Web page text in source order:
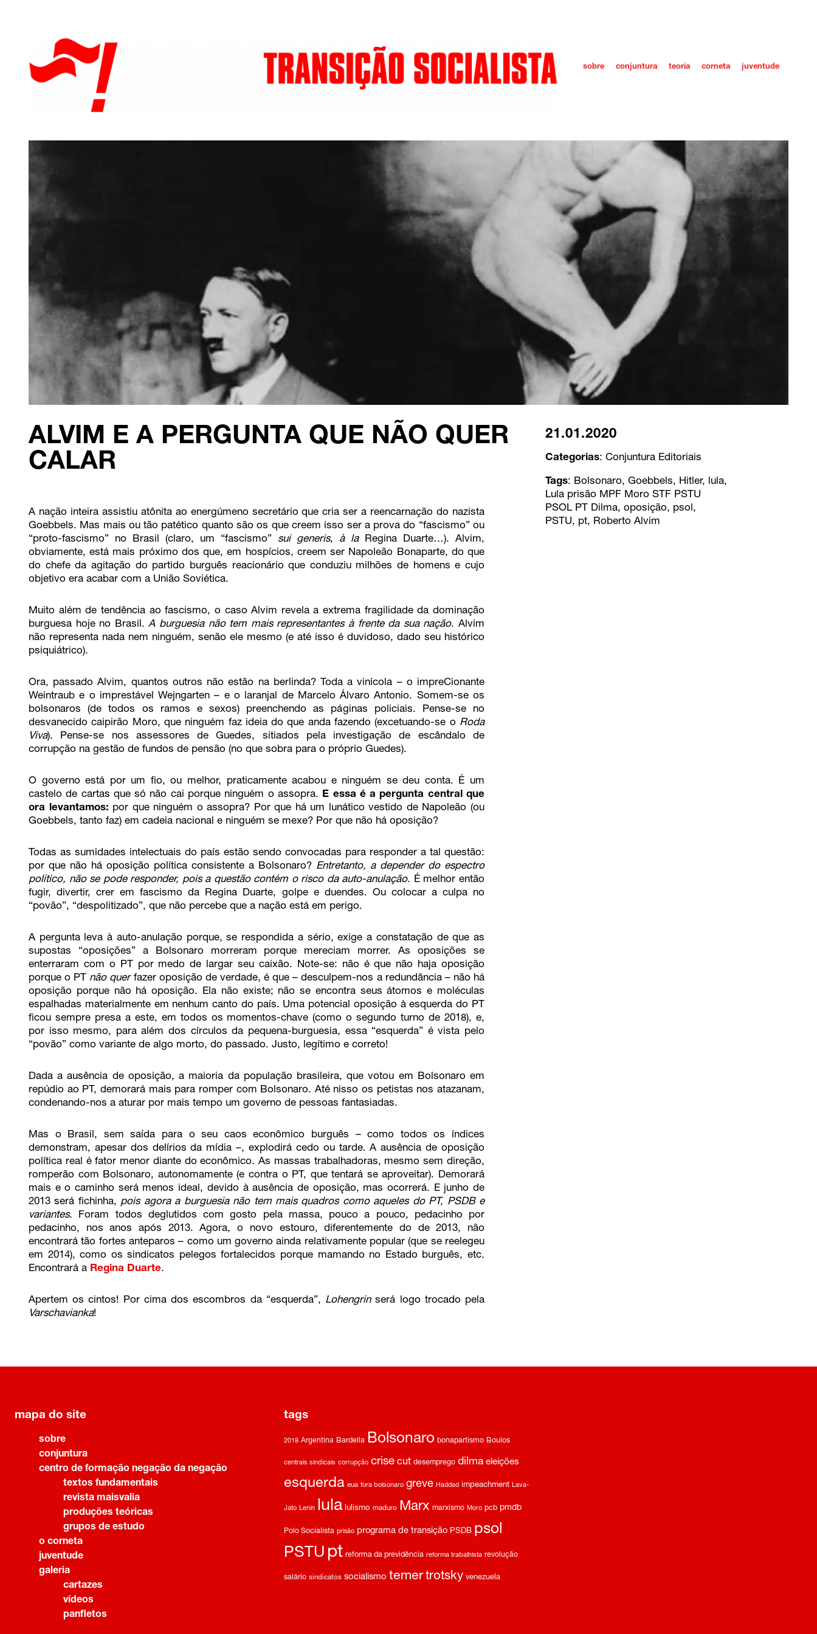
sobre conjuntura teoria corneta juventude
ALVIM E A PERGUNTA QUE NÃO QUER
CALAR
21.01.2020
Categorias: Conjuntura Editoriais
Tags: Bolsonaro, Goebbels, Hitler, lula,
Lula prisão MPF Moro STF PSTU
PSOL PT Dilma, oposição, psol,
PSTU, pt, Roberto Alvim
A nação inteira assistiu atônita ao energúmeno secretário que cria ser a reencarnação do nazista
Goebbels. Mas mais ou tão patético quanto são os que creem isso ser a prova do “fascismo” ou
“proto-fascismo” no Brasil (claro, um “fascismo” sui generis, à laRegina Duarte…). Alvim,
obviamente, está mais próximo dos que, em hospícios, creem ser Napoleão Bonaparte, do que
do chefe da agitação do partido burguês reacionário que conduziu milhões de homens e cujo
objetivo era acabar com a União Soviética.
Muito além de tendência ao fascismo, o caso Alvim revela a extrema fragilidade da dominação
burguesa hoje no Brasil.A burguesia não tem mais representantes à frente da sua nação. Alvim
não representa nada nem ninguém, senão ele mesmo (e até isso é duvidoso, dado seu histórico
psiquiátrico).
Ora, passado Alvim, quantos outros não estão na berlinda? Toda a vinícola – o impreCionante
Weintraub e o imprestável Wejngarten – e o laranjal de Marcelo Álvaro Antonio. Somem-se os
bolsonaros (de todos os ramos e sexos) preenchendo as páginas policiais. Pense-se no
desvanecido caipirão Moro, que ninguém faz ideia do que anda fazendo (excetuando-se o Roda
Viva). Pense-se nos assessores de Guedes, sitiados pela investigação de escândalo de
corrupção na gestão de fundos de pensão (no que sobra para o próprio Guedes).
O governo está por um fio, ou melhor, praticamente acabou e ninguém se deu conta. É um
castelo de cartas que só não cai porque ninguém o assopra. E essa é a pergunta central que
ora levantamos: por que ninguém o assopra? Por que há um lunático vestido de Napoleão (ou
Goebbels, tanto faz) em cadeia nacional e ninguém se mexe? Por que não há oposição?
Todas as sumidades intelectuais do país estão sendo convocadas para responder a tal questão:
por que não há oposição política consistente a Bolsonaro? Entretanto, a depender do espectro
político, não se pode responder, pois a questão contém o risco da auto-anulação. É melhor então
fugir, divertir, crer em fascismo da Regina Duarte, golpe e duendes. Ou colocar a culpa no
“povão”, “despolitizado”, que não percebe que a nação está em perigo.
A pergunta leva à auto-anulação porque, se respondida a sério, exige a constatação de que as
supostas “oposições” a Bolsonaro morreram porque mereciam morrer. As oposições se
enterraram com o PT por medo de largar seu caixão. Note-se: não é que não haja oposição
porque o PT não querfazer oposição de verdade, é que – desculpem-nos a redundância – não há
oposição porque não há oposição. Ela não existe; não se encontra seus átomos e moléculas
espalhadas materialmente em nenhum canto do país. Uma potencial oposição à esquerda do PT
ficou sempre presa a este, em todos os momentos-chave (como o segundo turno de 2018), e,
por isso mesmo, para além dos círculos da pequena-burguesia, essa “esquerda” é vista pelo
“povão” como variante de algo morto, do passado. Justo, legítimo e correto!
Dada a ausência de oposição, a maioria da população brasileira, que votou em Bolsonaro em
repúdio ao PT, demorará mais para romper com Bolsonaro. Até nisso os petistas nos atazanam,
condenando-nos a aturar por mais tempo um governo de pessoas fantasiadas.
Mas o Brasil, sem saída para o seu caos econômico burguês – como todos os índices
demonstram, apesar dos delírios da mídia –, explodirá cedo ou tarde. A ausência de oposição
política real é fator menor diante do econômico. As massas trabalhadoras, mesmo sem direção,
romperão com Bolsonaro, autonomamente (e contra o PT, que tentará se aproveitar). Demorará
mais e o caminho será menos ideal, devido à ausência de oposição, mas ocorrerá. E junho de
2013 será fichinha, pois agora a burguesia não tem mais quadros como aqueles do PT, PSDB e
variantes. Foram todos deglutidos com gosto pela massa, pouco a pouco, pedacinho por
pedacinho, nos anos após 2013. Agora, o novo estouro, diferentemente do de 2013, não
encontrará tão fortes anteparos – como um governo ainda relativamente popular (que se reelegeu
em 2014), como os sindicatos pelegos fortalecidos porque mamando no Estado burguês, etc.
Encontrará a Regina Duarte.
Apertem os cintos! Por cima dos escombros da “esquerda”, Lohengrinserá logo trocado pela
Varschavianka!
mapa do site
sobre
conjuntura
centro de formação negação da negação
textos fundamentais
revista maisvalia
produções teóricas
grupos de estudo
o corneta
juventude
galeria
cartazes
vídeos
panfletos
tags
2018 Argentina Bardella Bolsonaro bonapartismo Boulos
centrais sindicais corrupção crise cut desemprego dilma eleições
esquerda eua fora bolsonaro greve Haddad impeachment Lava-
Jato Lenin lula lulismo maduro Marx marxismo Moro pcb pmdb
Polo Socialista prisão programa de transição PSDB psol
PSTU pt reforma da previdência reforma trabalhista revolução
salário sindicatos socialismo temer trotsky venezuela